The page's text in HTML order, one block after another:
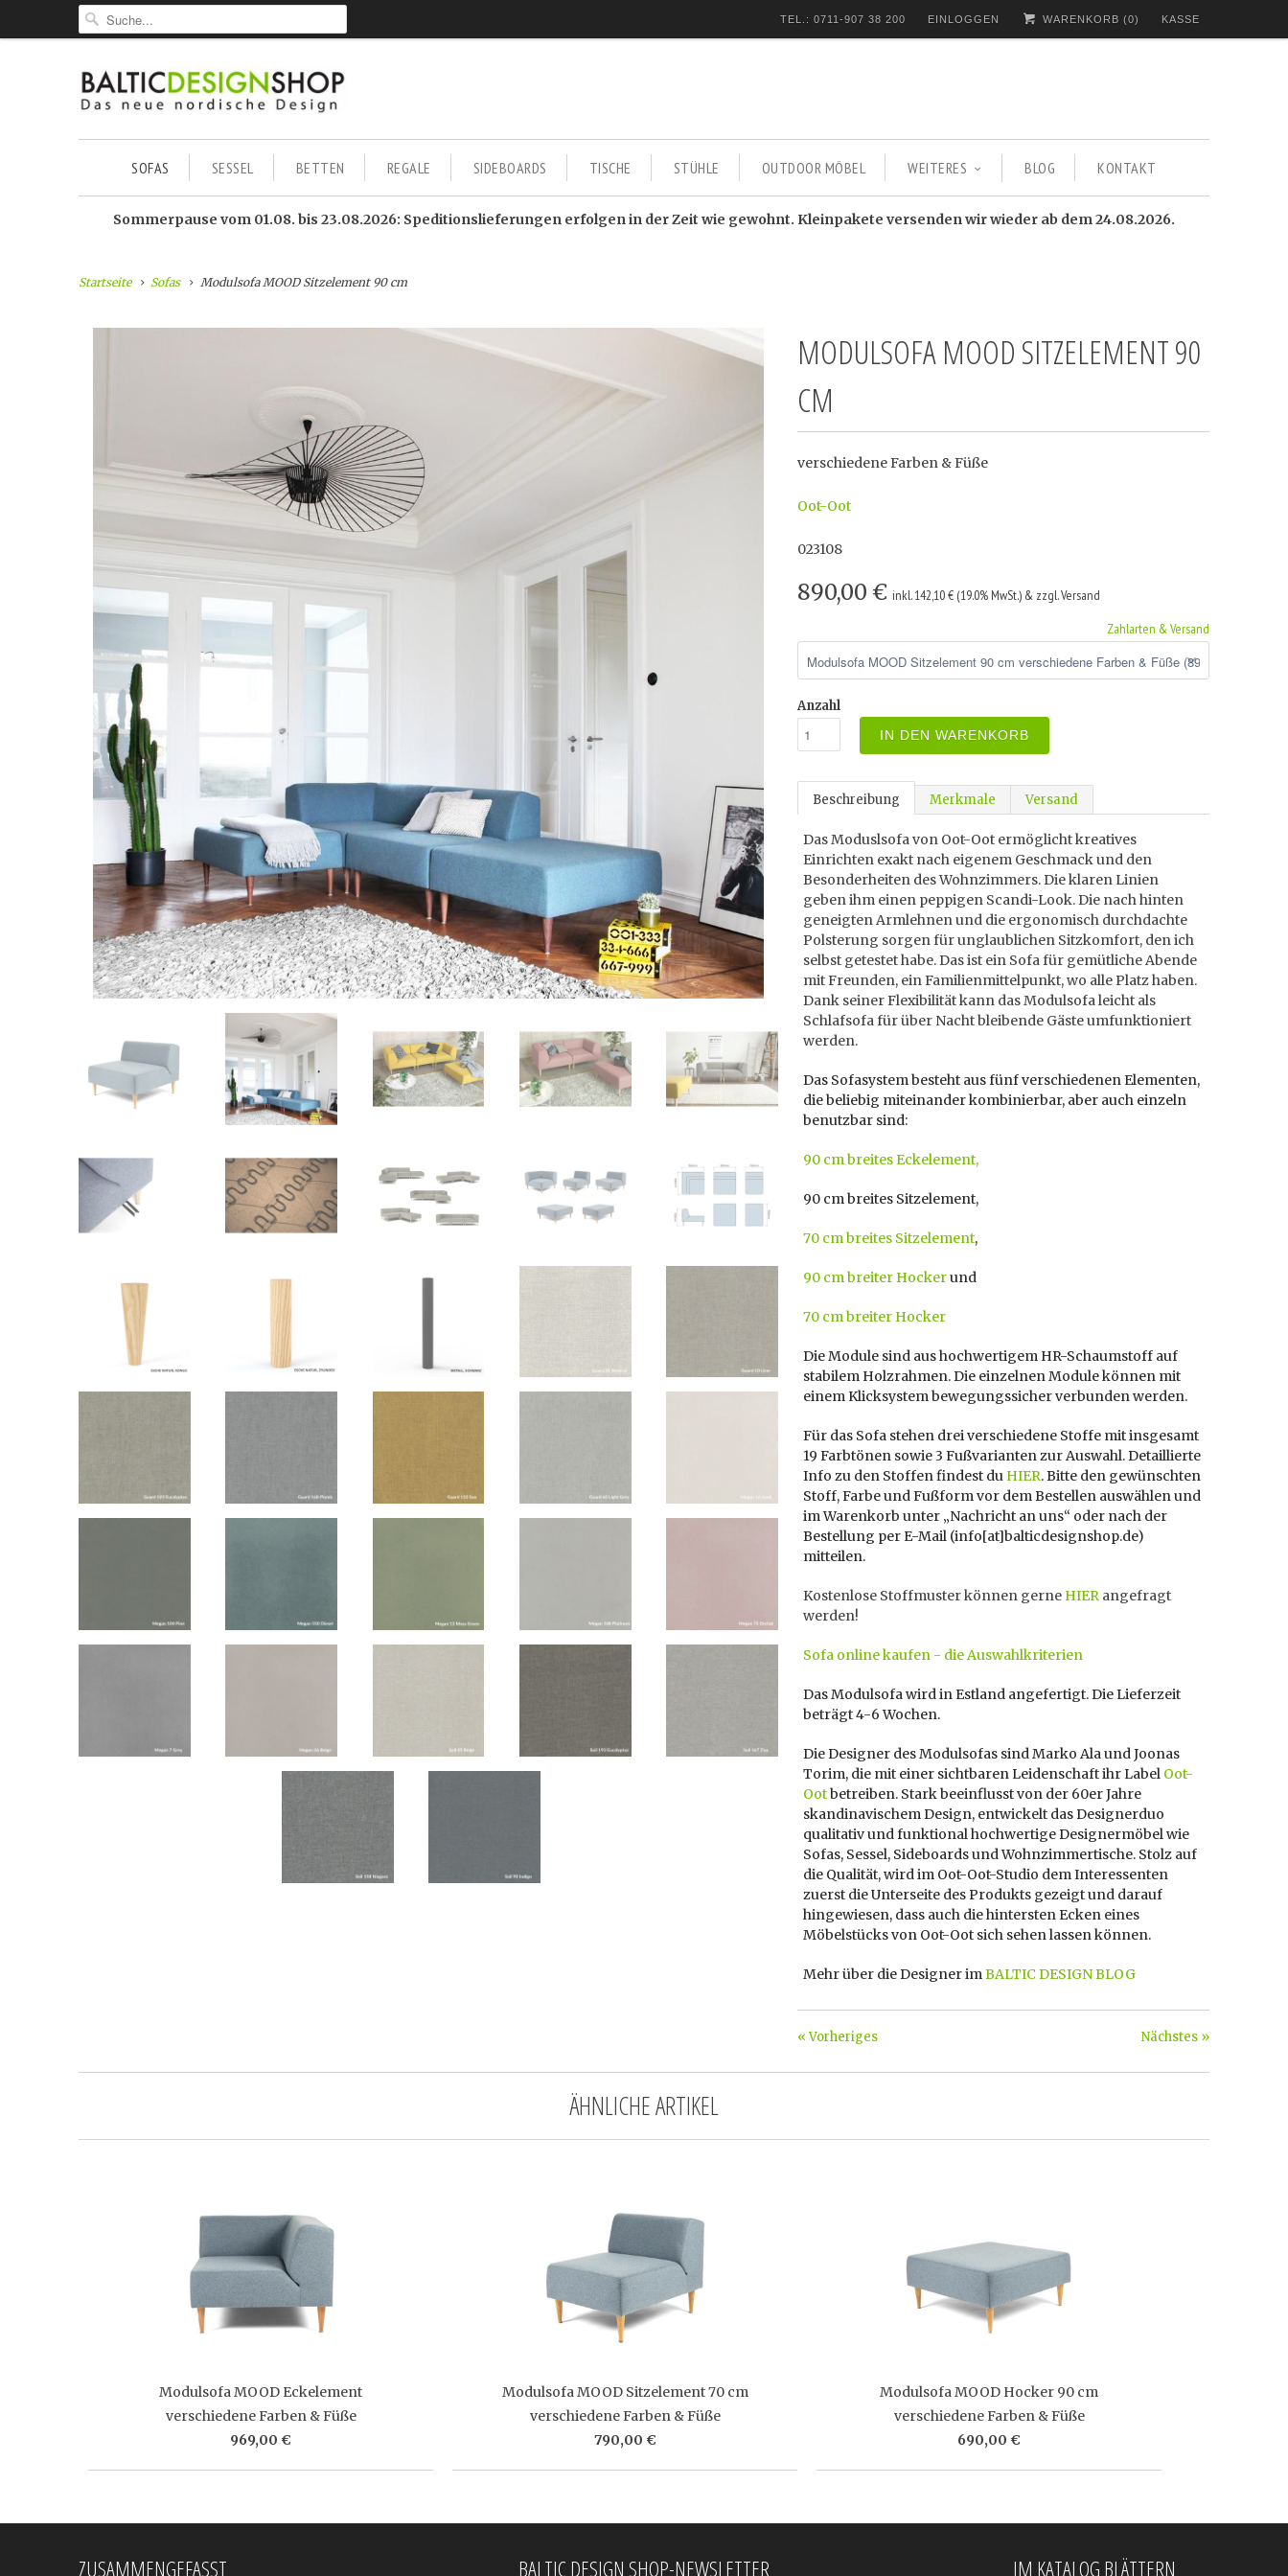
TEL.: 0711-907 38 200 EINLOGGEN WARENKORB (0) KASSE
SOFAS SESSEL BETTEN REGALE SIDEBOARDS TISCHE STÜHLE OUTDOOR MÖBEL WEITERES BLOG KONTAKT
Sommerpause vom 01.08. bis 23.08.2026: Speditionslieferungen erfolgen in der Zeit wie gewohnt. Kleinpakete versenden wir wieder ab dem 24.08.2026.
Startseite Sofas Modulsofa MOOD Sitzelement 90 cm
MODULSOFA MOOD SITZELEMENT 90
CM
verschiedene Farben & Füße
Oot-Oot
023108
890,00 € inkl. 142,10 € (19.0% MwSt.) & zzgl. Versand
Zahlarten & Versand
Anzahl
IN DEN WARENKORB
Beschreibung Merkmale Versand
Das Moduslsofa von Oot-Oot ermöglicht kreatives
Einrichten exakt nach eigenem Geschmack und den
Besonderheiten des Wohnzimmers. Die klaren Linien
geben ihm einen peppigen Scandi-Look. Die nach hinten
geneigten Armlehnen und die ergonomisch durchdachte
Polsterung sorgen für unglaublichen Sitzkomfort, den ich
selbst getestet habe. Das ist ein Sofa für gemütliche Abende
mit Freunden, ein Familienmittelpunkt, wo alle Platz haben.
Dank seiner Flexibilität kann das Modulsofa leicht als
Schlafsofa für über Nacht bleibende Gäste umfunktioniert
werden.
Das Sofasystem besteht aus fünf verschiedenen Elementen,
die beliebig miteinander kombinierbar, aber auch einzeln
benutzbar sind:
90 cm breites Eckelement,
90 cm breites Sitzelement,
70 cm breites Sitzelement,
90 cm breiter Hockerund
70 cm breiter Hocker
Die Module sind aus hochwertigem HR-Schaumstoff auf
stabilem Holzrahmen. Die einzelnen Module können mit
einem Klicksystem bewegungssicher verbunden werden.
Für das Sofa stehen drei verschiedene Stoffe mit insgesamt
19 Farbtönen sowie 3 Fußvarianten zur Auswahl. Detaillierte
Info zu den Stoffen findest du HIER. Bitte den gewünschten
Stoff, Farbe und Fußform vor dem Bestellen auswählen und
im Warenkorb unter „Nachricht an uns“ oder nach der
Bestellung per E-Mail (info[at]balticdesignshop.de)
mitteilen.
Kostenlose Stoffmuster können gerne HIER angefragt
werden!
Sofa online kaufen - die Auswahlkriterien
Das Modulsofa wird in Estland angefertigt. Die Lieferzeit
beträgt 4-6 Wochen.
Die Designer des Modulsofas sind Marko Ala und Joonas
Torim, die mit einer sichtbaren Leidenschaft ihr Label Oot-
Ootbetreiben. Stark beeinflusst von der 60er Jahre
skandinavischem Design, entwickelt das Designerduo
qualitativ und funktional hochwertige Designermöbel wie
Sofas, Sessel, Sideboards und Wohnzimmertische. Stolz auf
die Qualität, wird im Oot-Oot-Studio dem Interessenten
zuerst die Unterseite des Produkts gezeigt und darauf
hingewiesen, dass auch die hintersten Ecken eines
Möbelstücks von Oot-Oot sich sehen lassen können.
Mehr über die Designer imBALTIC DESIGN BLOG
Nächstes »
« Vorheriges
ÄHNLICHE ARTIKEL
Modulsofa MOOD Eckelement
verschiedene Farben & Füße
969,00 €
Modulsofa MOOD Sitzelement 70 cm
verschiedene Farben & Füße
790,00 €
Modulsofa MOOD Hocker 90 cm
verschiedene Farben & Füße
690,00 €
ZUSAMMENGEFASST BALTIC DESIGN SHOP-NEWSLETTER IM KATALOG BLÄTTERN